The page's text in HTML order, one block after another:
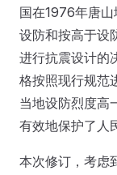
国在1976年唐
设防和按高于设
进行抗震设计的
格按照现行规范
当地设防烈度高
有效地保护了人
本次修订，考虑